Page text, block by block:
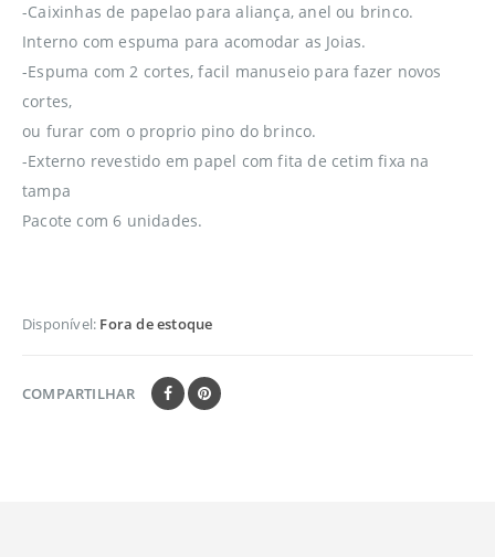
-Caixinhas de papelao para aliança, anel ou brinco.
Interno com espuma para acomodar as Joias.
-Espuma com 2 cortes, facil manuseio para fazer novos
cortes,
ou furar com o proprio pino do brinco.
-Externo revestido em papel com fita de cetim fixa na
tampa
Pacote com 6 unidades.
Disponível: Fora de estoque
COMPARTILHAR